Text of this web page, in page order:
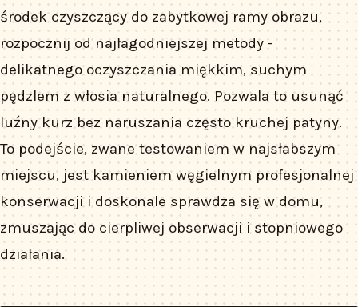
środek czyszczący do zabytkowej ramy obrazu,
rozpocznij od najłagodniejszej metody -
delikatnego oczyszczania miękkim, suchym
pędzlem z włosia naturalnego. Pozwala to usunąć
luźny kurz bez naruszania często kruchej patyny.
To podejście, zwane testowaniem w najsłabszym
miejscu, jest kamieniem węgielnym profesjonalnej
konserwacji i doskonale sprawdza się w domu,
zmuszając do cierpliwej obserwacji i stopniowego
działania.